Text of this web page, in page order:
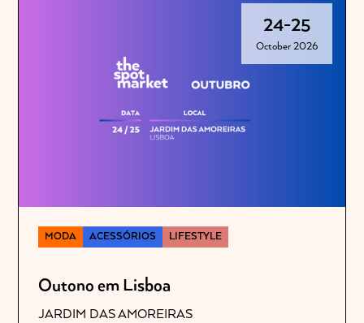
24-25
October 2026
MODA ACESSÓRIOS LIFESTYLE
Outono em Lisboa
JARDIM DAS AMOREIRAS